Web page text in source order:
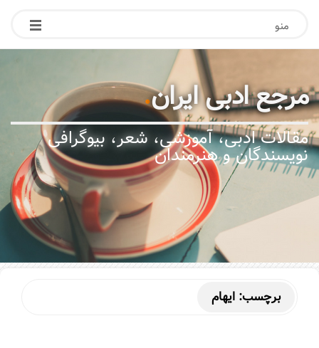
منو
مرجع ادبی ایران.
مقالات ادبی، آموزشی، شعر، بیوگرافی
نویسندگان و هنرمندان
برچسب: ایهام